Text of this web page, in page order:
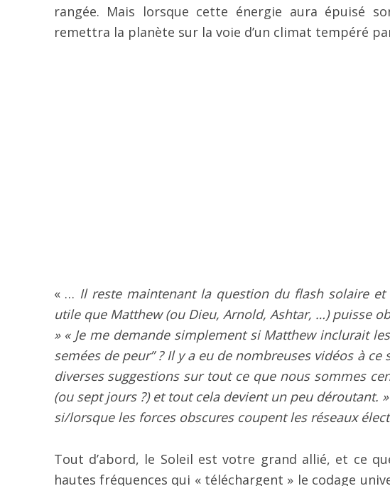
rangée. Mais lorsque cette énergie aura épuisé
remettra la planète sur la voie d’un climat tempéré
« … Il reste maintenant la question du flash solaire
utile que Matthew (ou Dieu, Arnold, Ashtar, …) puisse
» « Je me demande simplement si Matthew inclurait
semées de peur” ? Il y a eu de nombreuses vidéos à
diverses suggestions sur tout ce que nous sommes
(ou sept jours ?) et tout cela devient un peu déroutant.
si/lorsque les forces obscures coupent les réseaux
Tout d’abord, le Soleil est votre grand allié, et ce
hautes fréquences qui « téléchargent » le codage